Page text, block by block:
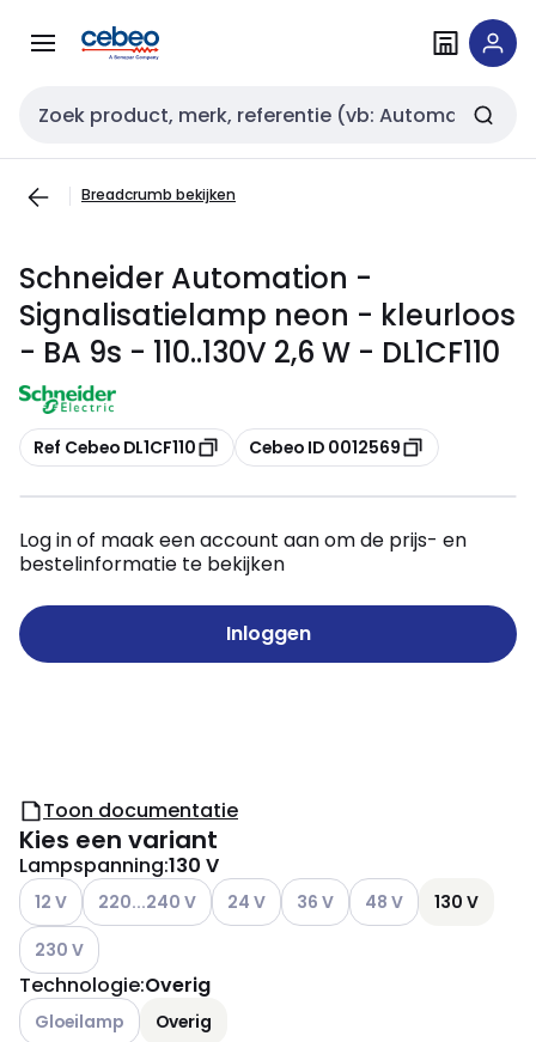
naar
naar
Zoekveld invoer
Breadcrumb bekijken
Schneider Automation -
Signalisatielamp neon - kleurloos
- BA 9s - 110..130V 2,6 W - DL1CF110
Kopiëren
Ref Cebeo DL1CF110 Kopiëren
Cebeo ID 0012569
Log in of maak een account aan om de prijs- en
bestelinformatie te bekijken
Inloggen
Toon documentatie
Kies een variant
Lampspanning:130 V
Andere varianten (Huidige combinatie niet mogelijk)
12 V Andere varianten (Huidige combinatie niet mogelijk)
220...240 V Andere varianten (Huidige
24 V Andere varianten (Huidige
36 V Andere varianten
48 V
130 V
Andere varianten (Huidige combinatie niet mogelijk)
230 V
Technologie:Overig
Andere varianten (Huidige combinatie niet mogelijk)
Gloeilamp Overig